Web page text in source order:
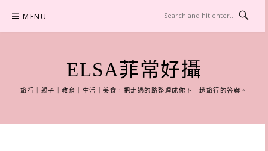
content
MENU
ELSA菲常好攝
旅行｜親子｜教育｜生活｜美食，把走過的路整理成你下一趟旅行的答案。